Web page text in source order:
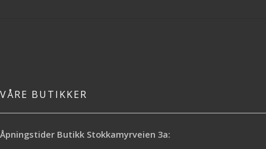
VÅRE BUTIKKER
Åpningstider Butikk Stokkamyrveien 3a: